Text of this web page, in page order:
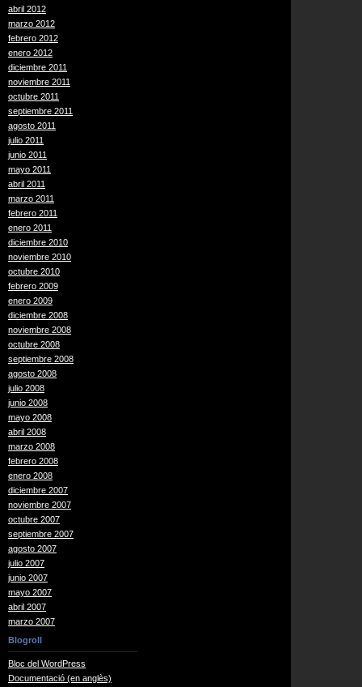
abril 2012
marzo 2012
febrero 2012
enero 2012
diciembre 2011
noviembre 2011
octubre 2011
septiembre 2011
agosto 2011
julio 2011
junio 2011
mayo 2011
abril 2011
marzo 2011
febrero 2011
enero 2011
diciembre 2010
noviembre 2010
octubre 2010
febrero 2009
enero 2009
diciembre 2008
noviembre 2008
octubre 2008
septiembre 2008
agosto 2008
julio 2008
junio 2008
mayo 2008
abril 2008
marzo 2008
febrero 2008
enero 2008
diciembre 2007
noviembre 2007
octubre 2007
septiembre 2007
agosto 2007
julio 2007
junio 2007
mayo 2007
abril 2007
marzo 2007
Blogroll
Bloc del WordPress
Documentació (en anglès)